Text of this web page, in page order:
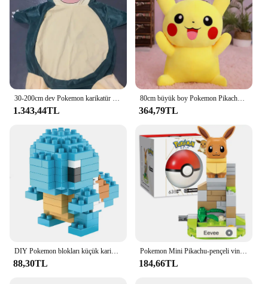
1.343,44TL
80cm büyük boy Pokemon Pikachu peluş bebek japon animesi sevimli yaramaz Pikachu çocuk koleksiyonu oyuncaklar noel doğum günü hediyeleri
364,79TL
88,30TL
Pokemon Mini Pikachu-pençeli vinç yapı taşları Gift Gift Pikachu bultle Bulbasaur montaj modeli eğitim çocuk oyuncak hediye için
184,66TL